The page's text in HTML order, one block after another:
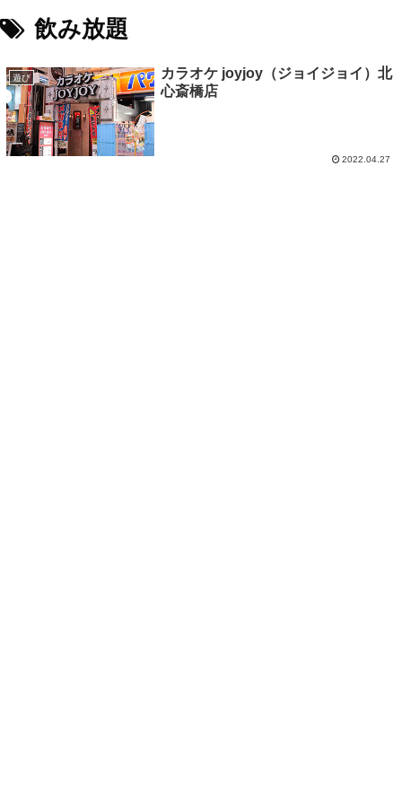
飲み放題
遊び
カラオケ joyjoy（ジョイジョイ）北
心斎橋店
2022.04.27